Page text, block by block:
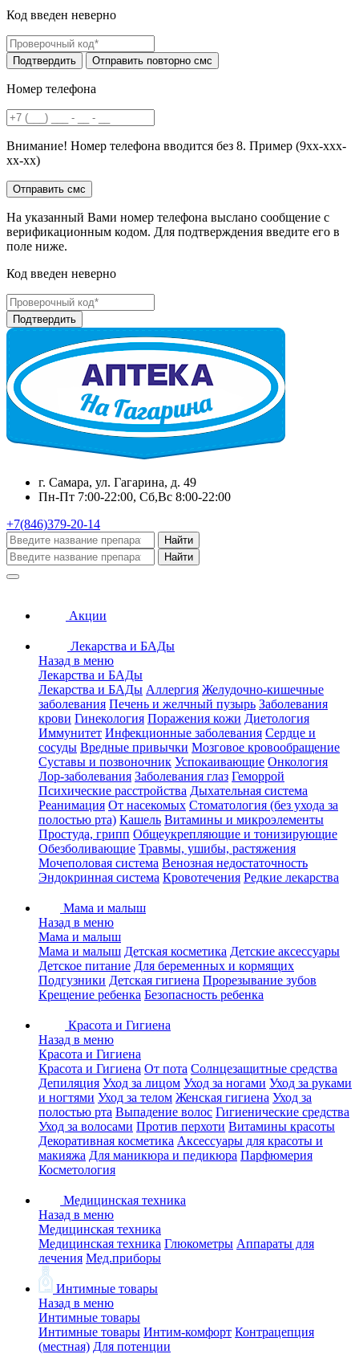
Код введен неверно
Номер телефона
Внимание! Номер телефона вводится без 8. Пример (9хх-ххх-
хх-хх)
На указанный Вами номер телефона выслано сообщение с
верификационным кодом. Для подтверждения введите его в
поле ниже.
Код введен неверно
г. Самара, ул. Гагарина, д. 49
Пн-Пт 7:00-22:00, Сб,Вс 8:00-22:00
+7(846)379-20-14
Найти
Найти
Акции
Лекарства и БАДы
Назад в меню
Лекарства и БАДы
Лекарства и БАДы Аллергия Желудочно-кишечные
заболевания Печень и желчный пузырь Заболевания
крови Гинекология Поражения кожи Диетология
Иммунитет Инфекционные заболевания Сердце и
сосуды Вредные привычки Мозговое кровообращение
Суставы и позвоночник Успокаивающие Онкология
Лор-заболевания Заболевания глаз Геморрой
Психические расстройства Дыхательная система
Реанимация От насекомых Стоматология (без ухода за
полостью рта) Кашель Витамины и микроэлементы
Простуда, грипп Общеукрепляющие и тонизирующие
Обезболивающие Травмы, ушибы, растяжения
Мочеполовая система Венозная недостаточность
Эндокринная система Кровотечения Редкие лекарства
Мама и малыш
Назад в меню
Мама и малыш
Мама и малыш Детская косметика Детские аксессуары
Детское питание Для беременных и кормящих
Подгузники Детская гигиена Прорезывание зубов
Крещение ребенка Безопасность ребенка
Красота и Гигиена
Назад в меню
Красота и Гигиена
Красота и Гигиена От пота Солнцезащитные средства
Депиляция Уход за лицом Уход за ногами Уход за руками
и ногтями Уход за телом Женская гигиена Уход за
полостью рта Выпадение волос Гигиенические средства
Уход за волосами Против перхоти Витамины красоты
Декоративная косметика Аксессуары для красоты и
макияжа Для маникюра и педикюра Парфюмерия
Косметология
Медицинская техника
Назад в меню
Медицинская техника
Медицинская техника Глюкометры Аппараты для
лечения Мед.приборы
Интимные товары
Назад в меню
Интимные товары
Интимные товары Интим-комфорт Контрацепция
(местная) Для потенции